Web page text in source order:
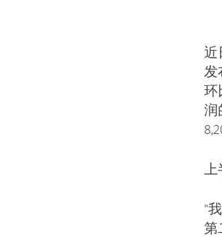
近
发
环
润
上
"
第